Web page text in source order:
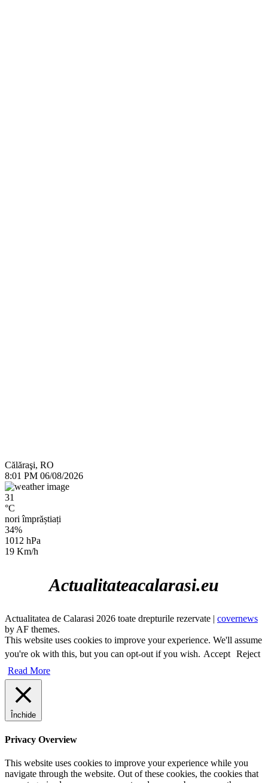
Călăraşi, RO
8:01 PM 06/08/2026
31
°C
nori împrăștiați
34%
1012 hPa
19 Km/h
Actualitateacalarasi.eu
Actualitatea de Calarasi 2026 toate drepturile rezervate | covernews
by AF themes.
This website uses cookies to improve your experience. We'll assume
you're ok with this, but you can opt-out if you wish. Accept Reject
Read More
Închide
Privacy Overview
This website uses cookies to improve your experience while you
navigate through the website. Out of these cookies, the cookies that